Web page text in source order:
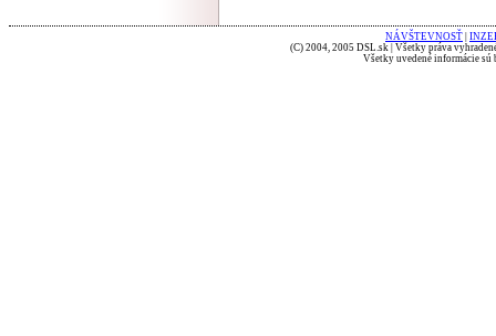
NÁVŠTEVNOSŤ
(C) 2004, 2005 DSL.sk | Všetky práva
Všetky uvedené informácie sú